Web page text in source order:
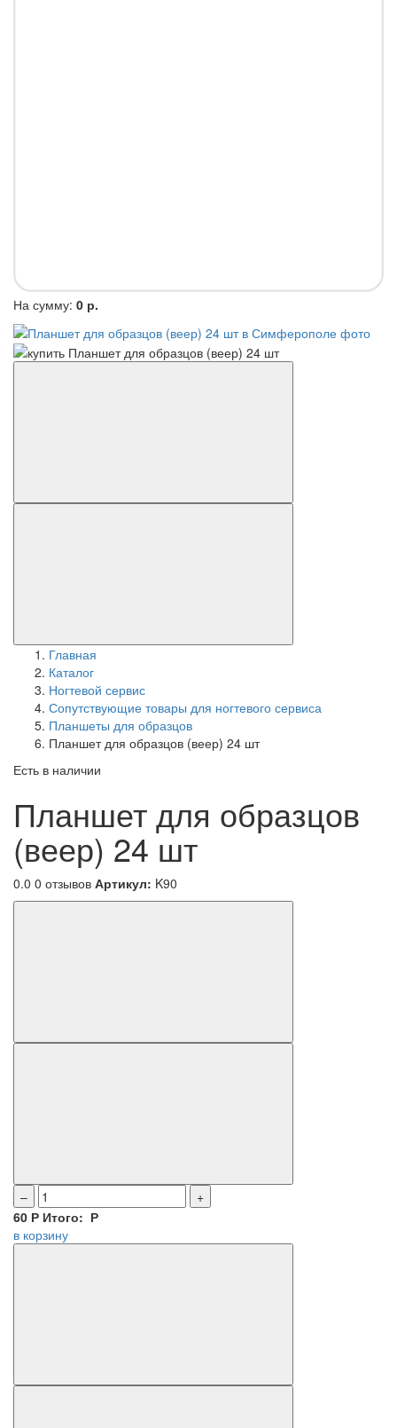
На сумму: 0 р.
Главная
Каталог
Ногтевой сервис
Сопутствующие товары для ногтевого сервиса
Планшеты для образцов
Планшет для образцов (веер) 24 шт
Есть в наличии
Планшет для образцов
(веер) 24 шт
0.0 0 отзывов Артикул: K90
–
+
60 Р Итого: Р
в корзину